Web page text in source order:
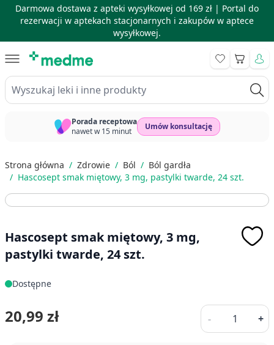
Darmowa dostawa z apteki wysyłkowej od 169 zł | Portal do
rezerwacji w aptekach stacjonarnych i zakupów w aptece
wysyłkowej.
Wyszukaj leki i inne produkty
Koszyk
Porada receptowa
nawet w 15 minut
Umów konsultację
Strona główna / Zdrowie / Ból / Ból gardła
/ Hascosept smak miętowy, 3 mg, pastylki twarde, 24 szt.
Hascosept smak miętowy, 3 mg,
pastylki twarde, 24 szt.
Dostępne
20,99 zł -
Ilość
+